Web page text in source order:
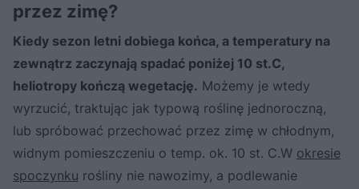
przez zimę?
Kiedy sezon letni dobiega końca, a temperatury na
zewnątrz zaczynają spadać poniżej 10 st.C,
heliotropy kończą wegetację. Możemy je wtedy
wyrzucić, traktując jak typową roślinę jednoroczną,
lub spróbować przechować przez zimę w chłodnym,
widnym pomieszczeniu o temp. ok. 10 st. C.W okresie
spoczynku rośliny nie nawozimy, a podlewanie